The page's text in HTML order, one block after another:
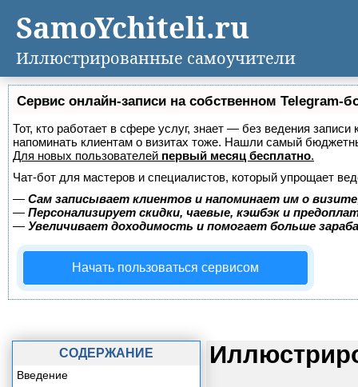
Сервис онлайн-записи на собственном Telegram-
Тот, кто работает в сфере услуг, знает — без ведения
напоминать клиентам о визитах тоже. Нашли самый
Для новых пользователей первый месяц бесплатно.
Чат-бот для мастеров и специалистов, который упрощает
— Сам записывает клиентов и напоминает им о
— Персонализирует скидки, чаевые, кэшбэк и
— Увеличивает доходимость и помогает больше
Начать пользоваться сервисом
СОДЕРЖАНИЕ
Введение
SamoYchiteli.ru
Иллюстрированные самоучители